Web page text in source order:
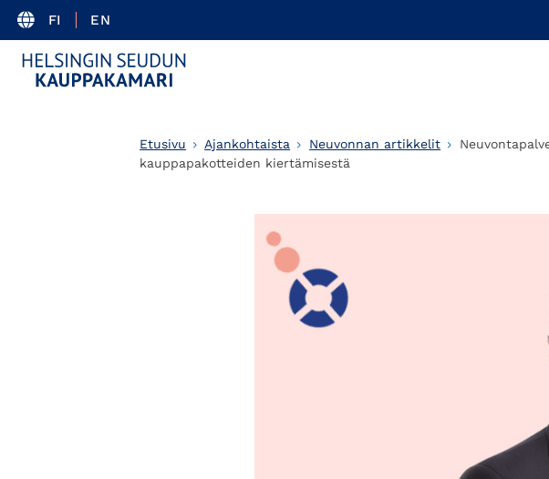
FI EN
Etusivu Ajankohtaista Neuvonnan artikkelit
kauppapakotteiden kiertämisestä